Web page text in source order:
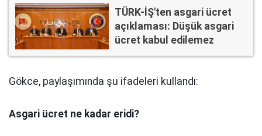
TÜRK-İŞ'ten asgari ücret
açıklaması: Düşük asgari
ücret kabul edilemez
Gökce, paylaşımında şu ifadeleri kullandı:
Asgari ücret ne kadar eridi?